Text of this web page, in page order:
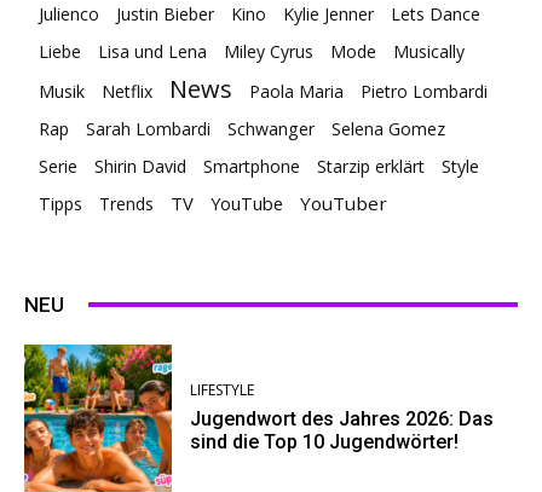
Julienco
Justin Bieber Kino Kylie Jenner
Lets Dance
Liebe
Lisa und Lena Miley Cyrus Mode
Musically
Musik
Netflix News Paola Maria
Pietro Lombardi
Rap
Sarah Lombardi Schwanger
Selena Gomez
Serie
Shirin David Smartphone Starzip erklärt
Style
Tipps
Trends TV YouTube YouTuber
NEU
LIFESTYLE
Jugendwort des Jahres 2026: Das
sind die Top 10 Jugendwörter!